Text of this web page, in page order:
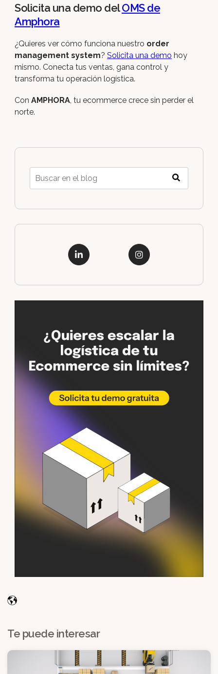
Solicita una demo delOMS de
Amphora
¿Quieres ver cómo funciona nuestro order
management system? Solicita una demo hoy
mismo. Conecta tus ventas, gana control y
transforma tu operación logística.
Con AMPHORA , tu ecommerce crece sin perder el
norte.
Te puede interesar